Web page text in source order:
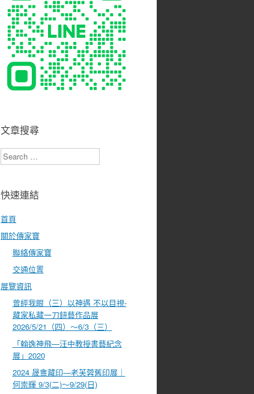
文章搜尋
Search
快速連結
首頁
關於傳家寶
聯絡傳家寶
交通位置
展覽資訊
曾經我眼（三）以神遇 不以目視-
藏家私藏一刀鈕藝作品展
2026/5/21（四）～6/3（三）
「翰逸神飛—汪中教授書藝紀念
展」2020
2024 晟盦藏印—老芙蓉舊印展｜
何崇輝 9/3(二)～9/29(日)